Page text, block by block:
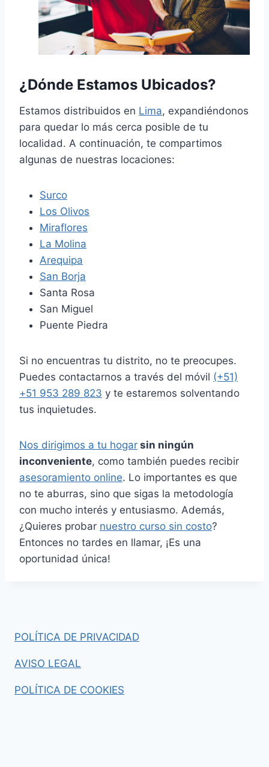
¿Dónde Estamos Ubicados?
Estamos distribuidos en Lima, expandiéndonos
para quedar lo más cerca posible de tu
localidad. A continuación, te compartimos
algunas de nuestras locaciones:
Surco
Los Olivos
Miraflores
La Molina
Arequipa
San Borja
Santa Rosa
San Miguel
Puente Piedra
Si no encuentras tu distrito, no te preocupes.
Puedes contactarnos a través del móvil (+51)
+51 953 289 823 y te estaremos solventando
tus inquietudes.
Nos dirigimos a tu hogar sin ningún
inconveniente, como también puedes recibir
asesoramiento online. Lo importantes es que
no te aburras, sino que sigas la metodología
con mucho interés y entusiasmo. Además,
¿Quieres probar nuestro curso sin costo?
Entonces no tardes en llamar, ¡Es una
oportunidad única!
POLÍTICA DE PRIVACIDAD
AVISO LEGAL
POLÍTICA DE COOKIES